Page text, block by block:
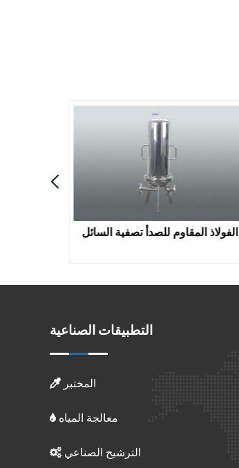
الفولاذ المقاوم للصدأ تصفية السائل
التطبيقات الصناعية
المختبر
معالجة المياه
الترشيح الصناعي